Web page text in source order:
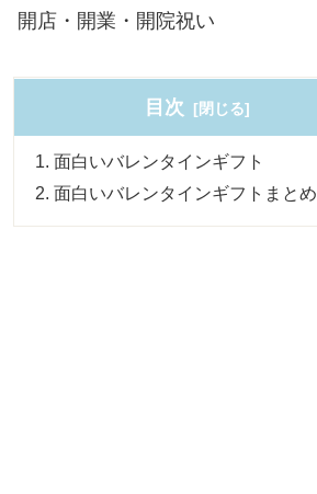
開店・開業・開院祝い
目次
面白いバレンタインギフト
面白いバレンタインギフトまとめ